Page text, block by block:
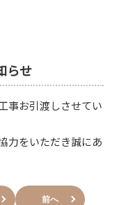
らせ
事お引渡しさせてい
力をいただき誠にあ
前へ